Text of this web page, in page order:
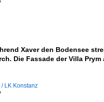
Xaver den Bodensee
Die Fassade der Villa
LK Konstanz